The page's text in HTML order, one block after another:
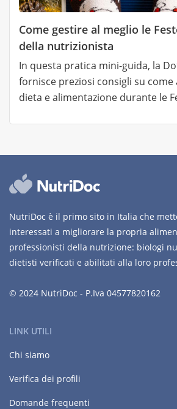
Come gestire al meglio le
della nutrizionista
In questa pratica mini-guida, la
fornisce preziosi consigli su
dieta e alimentazione durante le
NutriDoc è il primo sito in Italia che
interessati a migliorare la propria
professionisti della nutrizione: biologi
dietisti verificati e abilitati alla loro
© 2024 NutriDoc - P.Iva 04577820162
LINK UTILI
Chi siamo
Verifica dei profili
Domande frequenti